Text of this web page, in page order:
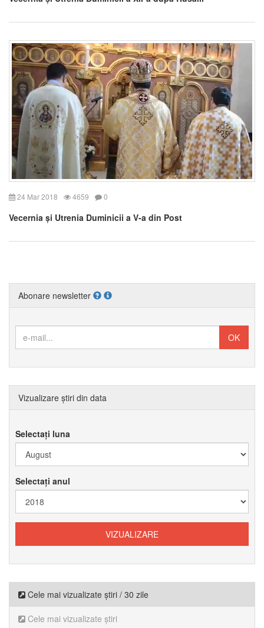
24 Mar 2018 4659 0
Vecernia și Utrenia Duminicii a V-a din Post
Abonare newsletter
Vizualizare știri din data
Selectați luna
Selectați anul
Cele mai vizualizate știri / 30 zile
Cele mai vizualizate știri